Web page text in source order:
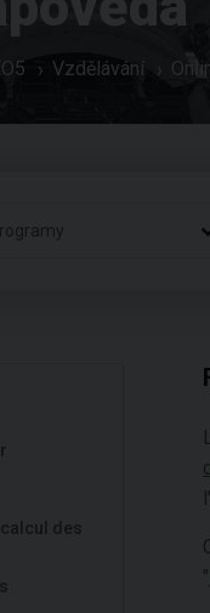
Vzdělávání
des
l'
"